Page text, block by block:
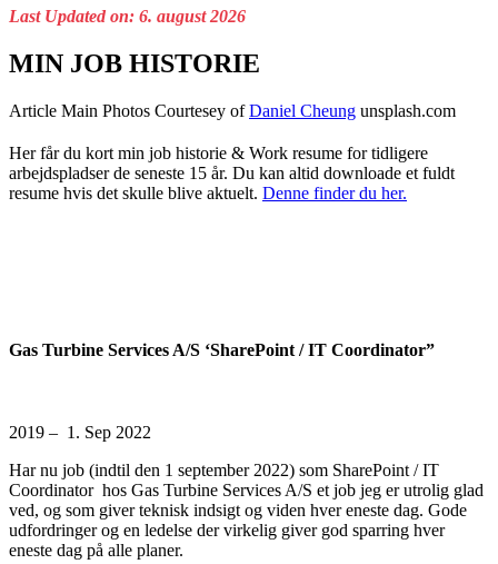
Last Updated on: 6. august 2026
MIN JOB HISTORIE
Article Main Photos Courtesey ofDaniel Cheung unsplash.com
Her får du kort min job historie & Work resume for tidligere
arbejdspladser de seneste 15 år. Du kan altid downloade et fuldt
resume hvis det skulle blive aktuelt. Denne finder du her.
Gas Turbine Services A/S ‘SharePoint / IT Coordinator”
2019 – 1. Sep 2022
Har nu job (indtil den 1 september 2022) som SharePoint / IT
Coordinator hos Gas Turbine Services A/S et job jeg er utrolig glad
ved, og som giver teknisk indsigt og viden hver eneste dag. Gode
udfordringer og en ledelse der virkelig giver god sparring hver
eneste dag på alle planer.